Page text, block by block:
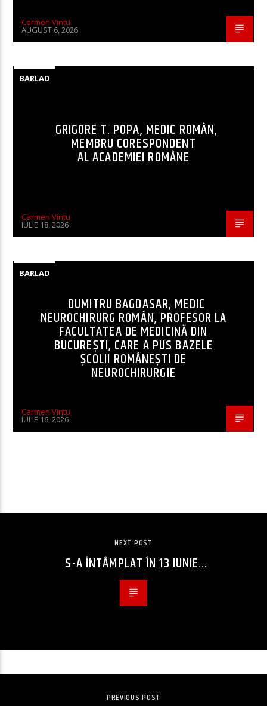
Carmen Vintu
AUGUST 6, 2026
BARLAD
GRIGORE T. POPA, MEDIC ROMÂN,
MEMBRU CORESPONDENT
AL ACADEMIEI ROMÂNE
Carmen Vintu
IULIE 18, 2026
BARLAD
DUMITRU BAGDASAR, MEDIC
NEUROCHIRURG ROMÂN, PROFESOR LA
FACULTATEA DE MEDICINĂ DIN
BUCUREȘTI, CARE A PUS BAZELE
ȘCOLII ROMÂNEȘTI DE
NEUROCHIRURGIE
Carmen Vintu
IULIE 16, 2026
NEXT POST
S-A ÎNTÂMPLAT ÎN 13 IUNIE…
PREVIOUS POST